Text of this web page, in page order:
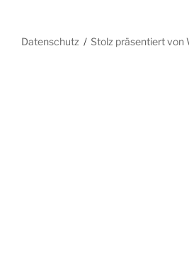
Datenschutz Stolz präsentiert von